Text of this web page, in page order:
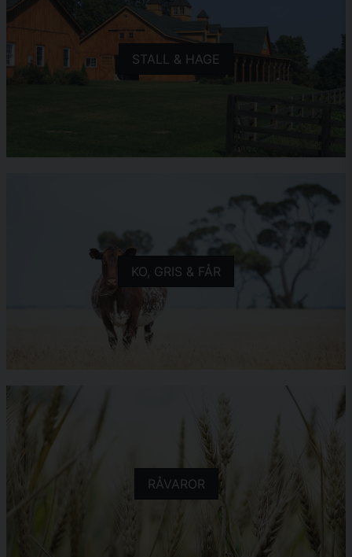
STALL & HAGE
KO, GRIS & FÅR
RÅVAROR